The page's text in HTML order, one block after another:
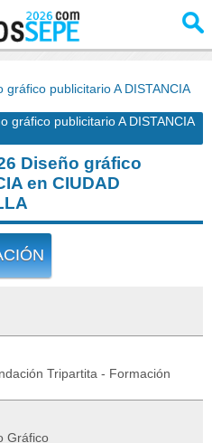
publicitario A DISTANCIA
gráfico publicitario A DISTANCIA
Diseño gráfico
en CIUDAD
Tripartita - Formación
Gráfico